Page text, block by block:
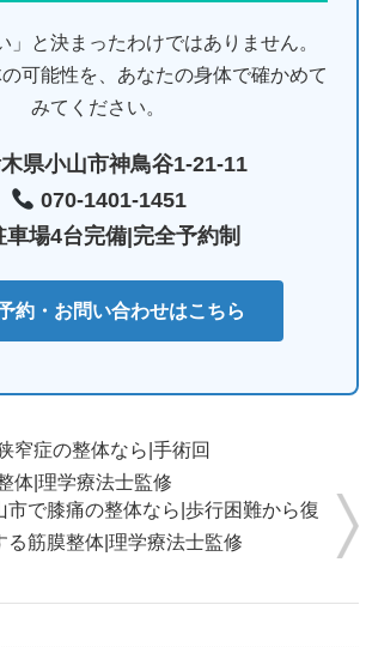
」と決まったわけではありません。
可能性を、あなたの身体で確かめて
みてください。
県小山市神鳥谷1-21-11
070-1401-1451
車場4台完備|完全予約制
約・お問い合わせはこちら
窄症の整体なら|手術回
体|理学療法士監修
市で膝痛の整体なら|歩行困難から復
る筋膜整体|理学療法士監修